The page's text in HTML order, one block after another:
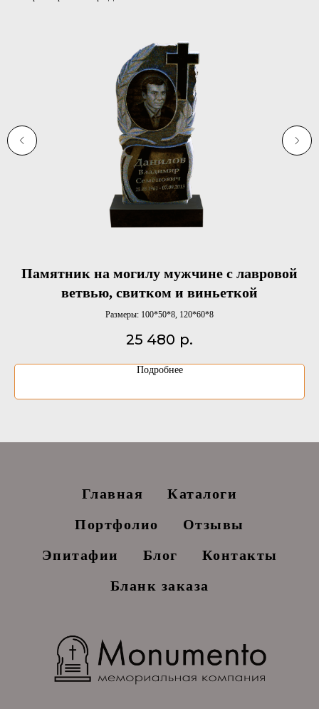
Памятник на могилу мужчине с лавровой
ветвью, свитком и виньеткой
Размеры: 100*50*8, 120*60*8
25 480 р.
Подробнее
Главная
Каталоги
Портфолио
Отзывы
Эпитафии
Блог
Контакты
Бланк заказа